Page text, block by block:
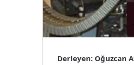
Derleyen: Oğuzcan